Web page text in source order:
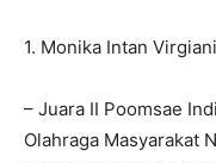
1. Monika Intan Virgiani
– Juara II Poomsae
Olahraga Masyarakat